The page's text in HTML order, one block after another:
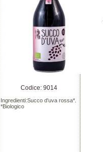
Codice: 9014
Ingredienti:Succo d'uva rossa*.
*Biologico